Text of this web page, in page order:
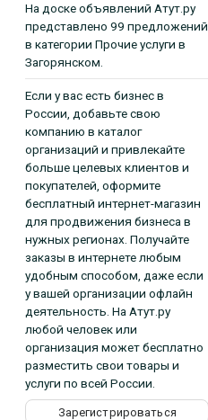
На доске объявлений Атут.ру
представлено 99 предложений
в категории Прочие услуги в
Загорянском.
Если у вас есть бизнес в
России, добавьте свою
компанию в каталог
организаций и привлекайте
больше целевых клиентов и
покупателей, оформите
бесплатный интернет-магазин
для продвижения бизнеса в
нужных регионах. Получайте
заказы в интернете любым
удобным способом, даже если
у вашей организации офлайн
деятельность. На Атут.ру
любой человек или
организация может бесплатно
разместить свои товары и
услуги по всей России.
Зарегистрироваться